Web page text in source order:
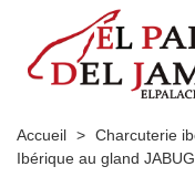
Accueil > Charcuterie
Ibérique au gland